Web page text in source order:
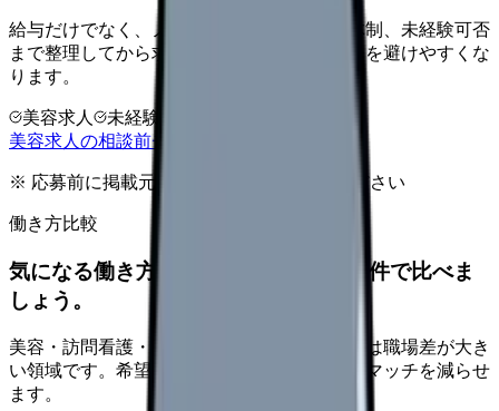
給与だけでなく、ノルマ、土日勤務、教育体制、未経験可否
まで整理してから求人を見た方がミスマッチを避けやすくな
ります。
美容求人 未経験可
美容求人の相談前チェックを見る
※ 応募前に掲載元の最新情報を確認してください
働き方比較
気になる働き方を、求人を見る前に条件で比べま
しょう。
美容・訪問看護・クリニック・夜勤なしなどは職場差が大き
い領域です。希望条件を先に整理するとミスマッチを減らせ
ます。